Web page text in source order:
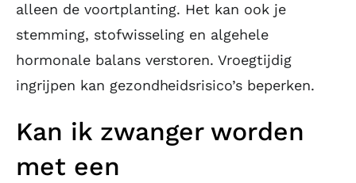
alleen de voortplanting. Het kan ook je
stemming, stofwisseling en algehele
hormonale balans verstoren. Vroegtijdig
ingrijpen kan gezondheidsrisico’s beperken.
Kan ik zwanger worden
met een